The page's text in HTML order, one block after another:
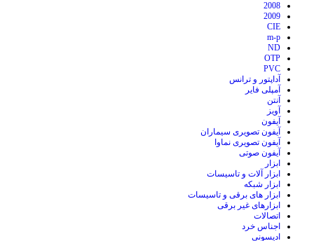
2008
2009
CIE
m-p
ND
OTP
PVC
آداپتور و ترانس
آمپلی فایر
آنتن
آویز
آیفون
آیفون تصویری سیماران
آیفون تصویری نماوا
آیفون صوتی
ابزار
ابزار آلات و تاسیسات
ابزار شبکه
ابزار های برقی و تاسیسات
ابزارهای غیر برقی
اتصالات
اجناس خرد
ادیسونی